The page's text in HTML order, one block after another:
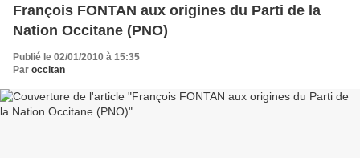
François FONTAN aux origines du Parti de la
Nation Occitane (PNO)
Publié le 02/01/2010 à 15:35
Par occitan